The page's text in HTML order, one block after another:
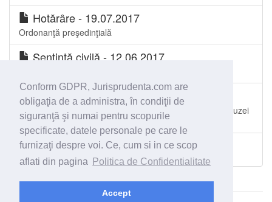
Conform GDPR, Jurisprudenta.com are
obligaţia de a administra, în condiţii de
siguranţă şi numai pentru scopurile
specificate, datele personale pe care le
furnizaţi despre voi. Ce, cum si in ce scop
aflati din pagina
Politica de Confidentialitate
Accept
Hotărâre - 19.07.2017
Ordonanţă preşedinţială
Sentinţă civilă - 12.06.2017
Sentinţă penală - 29.03.2017
Plângere împotriva ordonanţei de clasare. Trimiterea cauzei
la procuror pentru completarea urmării penale
Toate spetele Judecătoria Gura Honț